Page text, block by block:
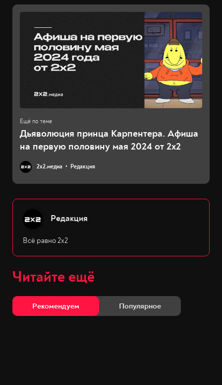
Дьяволюция принца Карпентера. Афиша
на первую половину мая 2024 от 2x2
2х2.медиа Редакция
Редакция
Всё равно 2х2
Читайте ещё
Рекомендуем Популярное